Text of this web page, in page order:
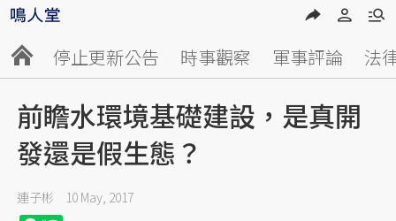
停止更新公告 時事觀察 軍事評論 法
前瞻水環境基礎建設，是真開
發還是假生態？
連子彬 10 May, 2017